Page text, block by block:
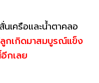
เครือและน้ำตาคลอ
กเกิดมาสมบูรณ์แข็ง
กเลย